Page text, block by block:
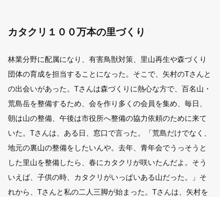
カタクリ１００万本の里づくり
林業分野に配属になり、有害鳥獣対策、里山再生や森づくり
団体の育成を担当することになった。そこで、矢村のTさんと
の出会いがあった。Tさんは森づくりに熱心な方で、百名山・
荒島岳を整備するため、会を作り多くの会員を集め、毎日、
朝は山の整備、午後は市役所へ整備の協力依頼のために来て
いた。Tさんは、ある日、窓口で言った。「荒島だけでなく、
地元の裏山の整備をしたいんや。去年、青年会でうっそうと
した里山を整備したら、春にカタクリが咲いたんだよ。そう
いえば、子供の時、カタクリがいっぱいある山だった。」そ
れから、Tさんと私の二人三脚が始まった。Tさんは、矢村を